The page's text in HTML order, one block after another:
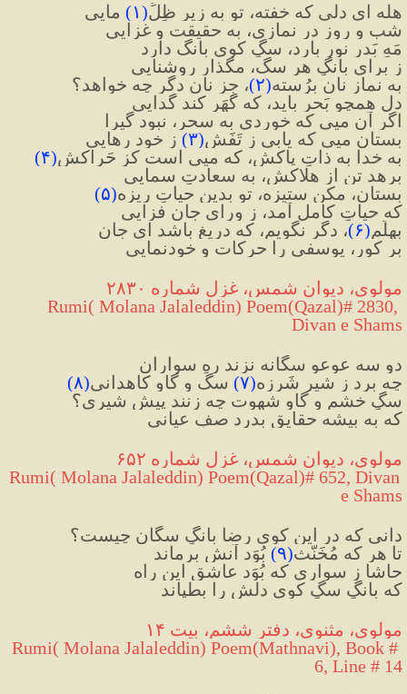
هله ای دلی که خفته، تو به زیرِ ظِلِّ(۱) مایی
شب و روز در نمازی، به حقیقت و غزایی
مَهِ بَدر نور بارد، سگِ کوی بانگ دارد
ز برای بانگِ هر سگ، مگذار روشنایی
به نمازِ نان بِرُسته(۲)، جزِ نان دگر چه خواهد؟
دلِ همچو بَحر باید، که گُهَر کند گدایی
اگر آن میی که خوردی به سحر، نبود گیرا
بستان میی که یابی ز تَفَش(۳) ز خود رهایی
به خدا به ذاتِ پاکش، که میی است کز حَراکش(۴)
برهد تن از هلاکش، به سعادتِ سمایی
بستان، مکن ستیزه، تو بدین حیاتِ ریزه(۵)
که حیاتِ کامل آمد، ز ورای جان فزایی
بِهِلَم(۶)، دگر نگویم، که دریغ باشد ای جان
برِ کور، یوسفی را حرکات و خودنمایی
مولوی، دیوان شمس، غزل شماره ۲۸۳۰
Rumi( Molana Jalaleddin) Poem(Qazal)# 2830,
Divan e Shams
دو سه عوعوِ سگانه نزند رهِ سواران
چه برد ز شیرِ شَرزه(۷) سگ و گاوِ کاهدانی(۸)
سگِ خشم و گاوِ شهوت چه زنند پیشِ شیری؟
که به بیشه حقایق بدرد صفِ عیانی
مولوی، دیوان شمس، غزل شماره ۶۵۲
Rumi( Molana Jalaleddin) Poem(Qazal)# 652, Divan
e Shams
دانی که در این کوی رضا بانگِ سگان چیست؟
تا هر که مُخَنَّث(۹) بُوَد آنش برماند
حاشا ز سواری که بُوَد عاشقِ این راه
که بانگِ سگِ کوی دلش را بطپاند
مولوی، مثنوی، دفتر ششم، بیت ۱۴
Rumi( Molana Jalaleddin) Poem(Mathnavi), Book #
6, Line # 14